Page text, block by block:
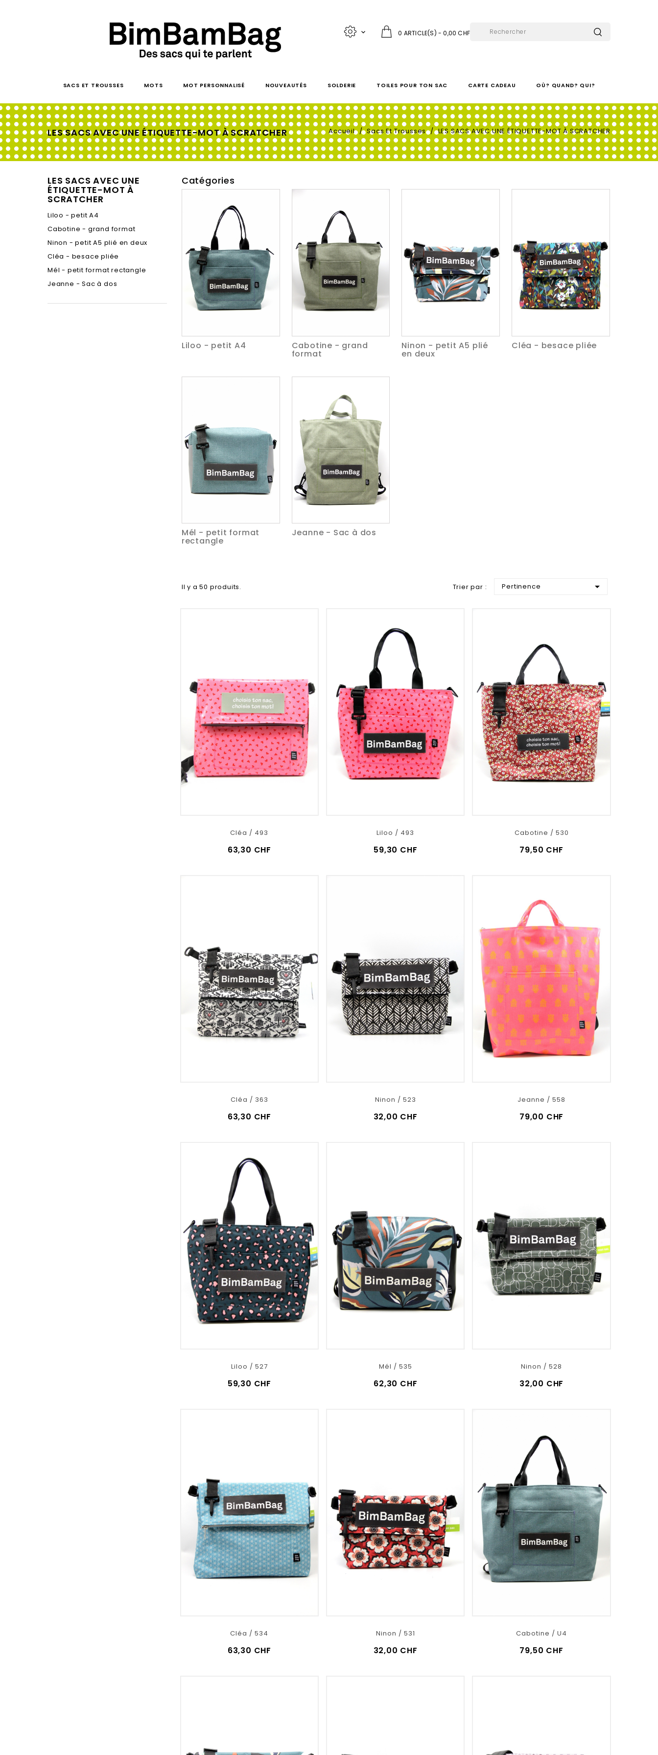
0 ARTICLE(S) - 0,00 CHF

SACS ET TROUSSES MOTS MOT PERSONNALISÉ NOUVEAUTÉS SOLDERIE TOILES POUR TON SAC CARTE CADEAU OÙ? QUAND? QUI?
LES SACS AVEC UNE ÉTIQUETTE-MOT À SCRATCHER Accueil Sacs Et Trousses LES SACS AVEC UNE ÉTIQUETTE-MOT À SCRATCHER
LES SACS AVEC UNE
ÉTIQUETTE-MOT À
SCRATCHER
Liloo - petit A4
Cabotine - grand format
Ninon - petit A5 plié en deux
Cléa - besace pliée
Mél - petit format rectangle
Jeanne - Sac à dos
Catégories
Liloo - petit A4 Cabotine - grand
format
Ninon - petit A5 plié
en deux
Cléa - besace pliée
Mél - petit format
rectangle
Jeanne - Sac à dos
Il y a 50 produits. Trier par : Pertinence 
Cléa / 493
63,30 CHF
Liloo / 493
59,30 CHF
Cabotine / 530
79,50 CHF
VOIR LE DÉTAIL
Cléa / 363
63,30 CHF
VOIR LE DÉTAIL
Ninon / 523
32,00 CHF
Jeanne / 558
79,00 CHF
Liloo / 527
59,30 CHF
Mél / 535
62,30 CHF
Ninon / 528
32,00 CHF
VOIR LE DÉTAIL
Cléa / 534
63,30 CHF
Ninon / 531
32,00 CHF
Cabotine / U4
79,50 CHF